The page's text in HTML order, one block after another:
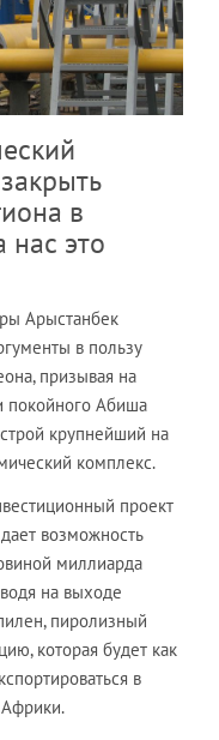
в
нас это
Арыстанбек
в пользу
призывая на
покойного Абиша
крупнейший на
комплекс.
проект
возможность
миллиарда
на выходе
пиролизный
которая будет как
в